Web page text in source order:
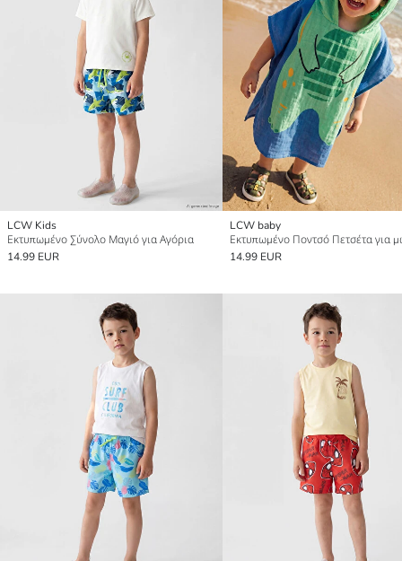
LCW Kids
Εκτυπωμένο Σύνολο Μαγιό για Αγόρια
14.99 EUR
LCW baby
14.99 EUR